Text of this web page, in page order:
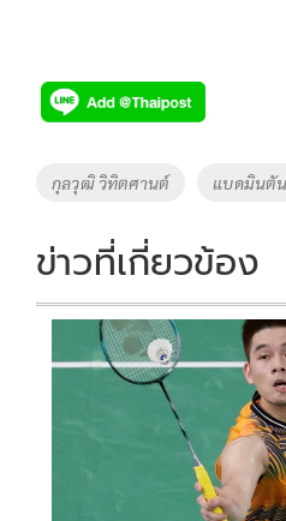
Tags
กุลวุฒิ วิทิตศานต์ แบดมินตัน
ข่าวที่เกี่ยวข้อง